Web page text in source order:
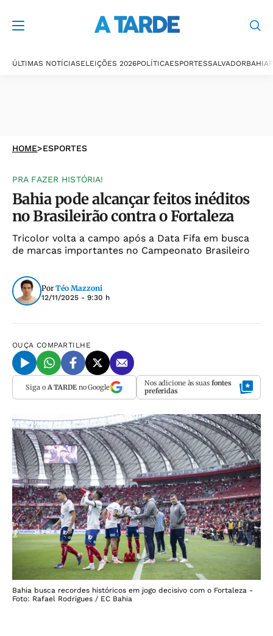
ÚLTIMAS NOTÍCIASELEIÇÕES 2026POLÍTICAESPORTESSALVADORBAHIA
HOME>ESPORTES
PRA FAZER HISTÓRIA!
Bahia pode alcançar feitos inéditos
no Brasileirão contra o Fortaleza
Tricolor volta a campo após a Data Fifa em busca
de marcas importantes no Campeonato Brasileiro
Por Téo Mazzoni
12/11/2025 - 9:30 h
OUÇA COMPARTILHE
Siga o A TARDEno Google Nos adicione às suas fontes
preferidas
Bahia busca recordes históricos em jogo decisivo com o Fortaleza -
Foto: Rafael Rodrigues / EC Bahia